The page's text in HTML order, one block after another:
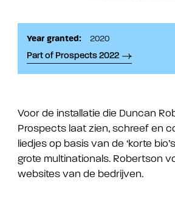
Year granted: 2020
Part of Prospects 2022
Voor de installatie die Duncan
Prospects laat zien, schreef en
liedjes op basis van de ‘korte
grote multinationals. Robertson
websites van de bedrijven.